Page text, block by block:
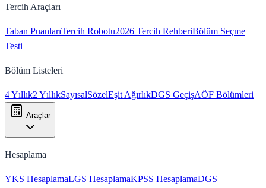
Tercih Araçları
Taban PuanlarıTercih Robotu2026 Tercih RehberiBölüm Seçme
Testi
Bölüm Listeleri
4 Yıllık2 YıllıkSayısalSözelEşit AğırlıkDGS GeçişAÖF Bölümleri
Araçlar
Hesaplama
YKS HesaplamaLGS HesaplamaKPSS HesaplamaDGS